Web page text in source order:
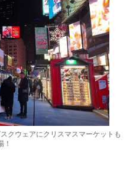
クウェアにクリスマスマーケットも
！